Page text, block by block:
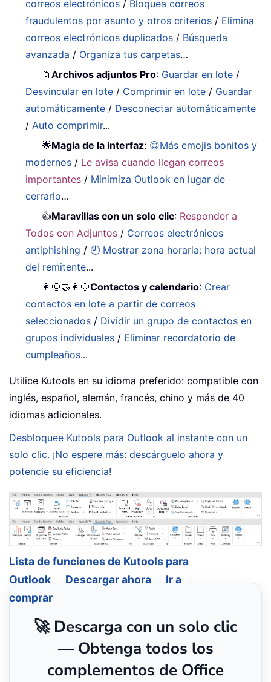
correos electrónicos / Bloquea correos
fraudulentos por asunto y otros criterios / Elimina
correos electrónicos duplicados / Búsqueda
avanzada / Organiza tus carpetas…
📁Archivos adjuntos Pro: Guardar en lote /
Desvincular en lote / Comprimir en lote / Guardar
automáticamente / Desconectar automáticamente
/ Auto comprimir...
🌟Magia de la interfaz: 😊Más emojis bonitos y
modernos / Le avisa cuando llegan correos
importantes / Minimiza Outlook en lugar de
cerrarlo…
👍Maravillas con un solo clic: Responder a
Todos con Adjuntos / Correos electrónicos
antiphishing / 🕘 Mostrar zona horaria: hora actual
del remitente...
👩🏼‍🤝‍👩🏻Contactos y calendario: Crear
contactos en lote a partir de correos
seleccionados / Dividir un grupo de contactos en
grupos individuales / Eliminar recordatorio de
cumpleaños...
Utilice Kutools en su idioma preferido: compatible con
inglés, español, alemán, francés, chino y más de 40
idiomas adicionales.
Desbloquee Kutools para Outlook al instante con un
solo clic. ¡No espere más: descárguelo ahora y
potencie su eficiencia!
Lista de funciones de Kutools para
Outlook
Descargar ahora
Ir a
comprar
🚀 Descarga con un solo clic
— Obtenga todos los
complementos de Office